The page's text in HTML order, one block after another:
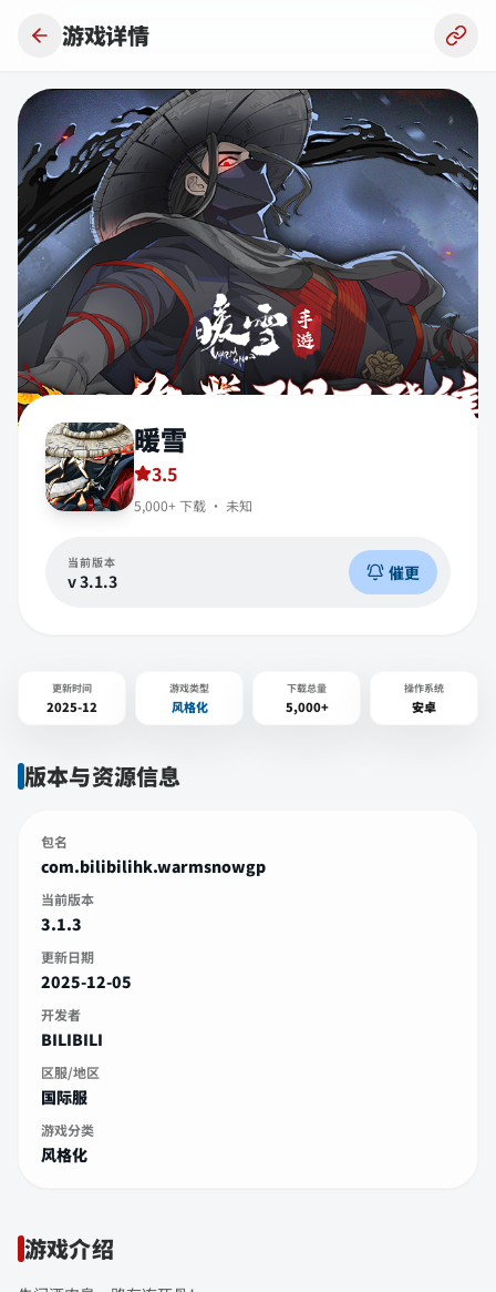
游戏详情
暖雪
3.5
5,000+ 下载 · 未知
当前版本
v3.1.3 催更
更新时间
2025-12
游戏类型
风格化
下载总量
5,000+
操作系统
安卓
版本与资源信息
包名
com.bilibilihk.warmsnowgp
当前版本
3.1.3
更新日期
2025-12-05
开发者
BILIBILI
区服/地区
国际服
游戏分类
风格化
游戏介绍